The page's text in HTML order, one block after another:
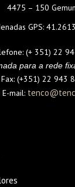
4475 – 150
GPS:
(+ 351) 22
para a rede
Fax: (+351) 22 943
E-mail: